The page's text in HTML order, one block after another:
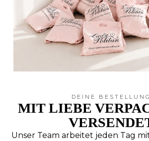
DEINE BESTELLUNG
MIT LIEBE
Unser Team arbeitet jeden Tag